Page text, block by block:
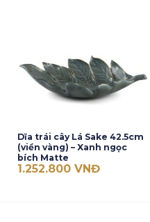
Dĩa trái cây Lá Sake 42.5cm
(viền vàng) – Xanh ngọc
bích Matte
1.252.800 VNĐ